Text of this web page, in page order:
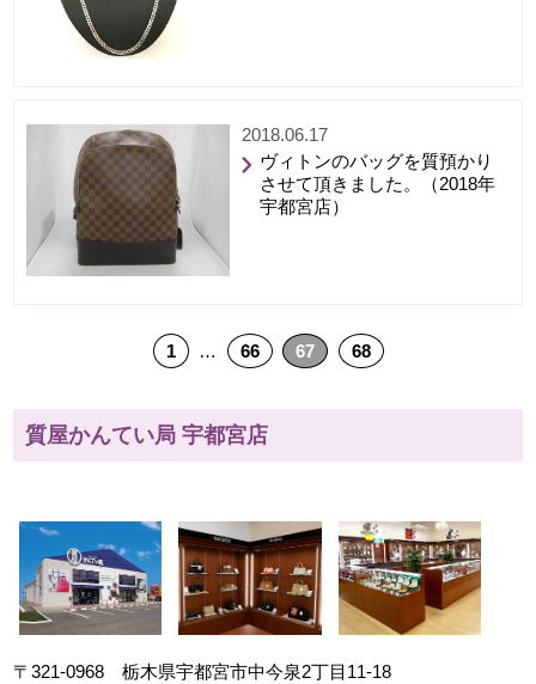
2018.06.17
ヴィトンのバッグを質預かり
させて頂きました。（2018年
宇都宮店）
1 … 66 67 68
質屋かんてい局 宇都宮店
〒321-0968 栃木県宇都宮市中今泉2丁目11-18